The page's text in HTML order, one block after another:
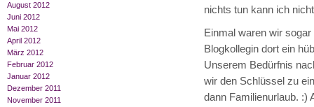
August 2012
Juni 2012
Mai 2012
April 2012
März 2012
Februar 2012
Januar 2012
Dezember 2011
November 2011
nichts tun kann ich
Einmal waren wir
Blogkollegin dort ein
Unserem Bedürfnis
wir den Schlüssel zu
dann Familienurlaub. :)